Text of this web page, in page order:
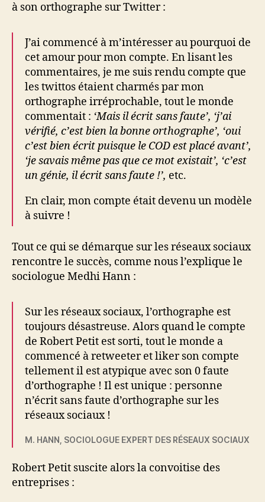
à son orthographe sur Twitter :
J’ai commencé à m’intéresser au pourquoi de
cet amour pour mon compte. En lisant les
commentaires, je me suis rendu compte que
les twittos étaient charmés par mon
orthographe irréprochable, tout le monde
commentait : ‘Mais il écrit sans faute’, ‘j’ai
vérifié, c’est bien la bonne orthographe’, ‘oui
c’est bien écrit puisque le COD est placé avant’,
‘je savais même pas que ce mot existait’, ‘c’est
un génie, il écrit sans faute !’, etc.
En clair, mon compte était devenu un modèle
à suivre !
Tout ce qui se démarque sur les réseaux sociaux
rencontre le succès, comme nous l’explique le
sociologue Medhi Hann :
Sur les réseaux sociaux, l’orthographe est
toujours désastreuse. Alors quand le compte
de Robert Petit est sorti, tout le monde a
commencé à retweeter et liker son compte
tellement il est atypique avec son 0 faute
d’orthographe ! Il est unique : personne
n’écrit sans faute d’orthographe sur les
réseaux sociaux !
M. HANN, SOCIOLOGUE EXPERT DES RÉSEAUX SOCIAUX
Robert Petit suscite alors la convoitise des
entreprises :